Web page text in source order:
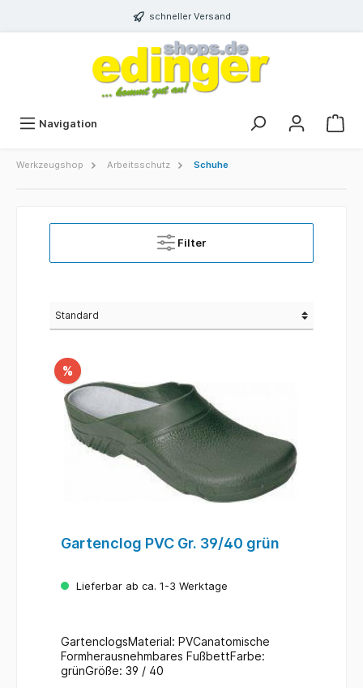
schneller Versand
Navigation
Werkzeugshop Arbeitsschutz Schuhe
Filter
%
Gartenclog PVC Gr. 39/40 grün
Lieferbar ab ca. 1-3 Werktage
GartenclogsMaterial: PVCanatomische
Formherausnehmbares FußbettFarbe:
grünGröße: 39 / 40